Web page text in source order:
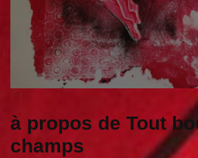
à propos de Tout
champs